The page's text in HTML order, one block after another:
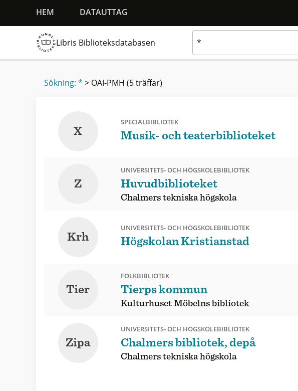
HEM DATAUTTAG
Libris Biblioteksdatabasen
Sökning: * > OAI-PMH (5 träffar)
X
SPECIALBIBLIOTEK
Musik- och teaterbiblioteket
Z
UNIVERSITETS- OCH HÖGSKOLEBIBLIOTEK
Huvudbiblioteket
Chalmers tekniska högskola
Krh
UNIVERSITETS- OCH HÖGSKOLEBIBLIOTEK
Högskolan Kristianstad
Tier
FOLKBIBLIOTEK
Tierps kommun
Kulturhuset Möbelns bibliotek
Zipa
UNIVERSITETS- OCH HÖGSKOLEBIBLIOTEK
Chalmers bibliotek, depå
Chalmers tekniska högskola